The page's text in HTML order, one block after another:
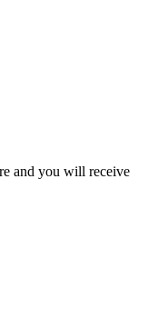
and you will receive